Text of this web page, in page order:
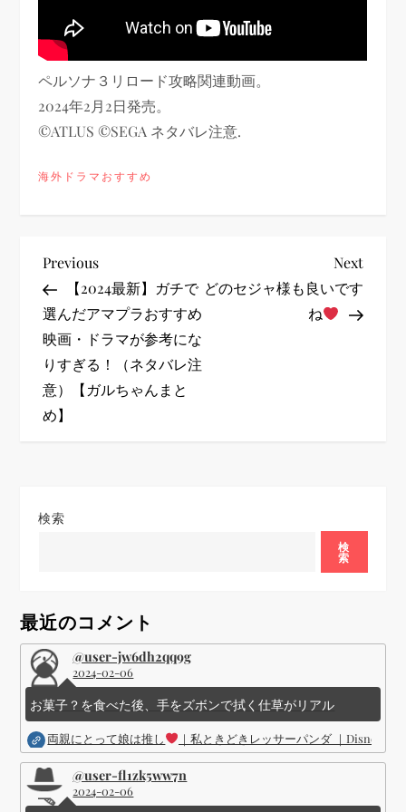
ペルソナ３リロード攻略関連動画。
2024年2月2日発売。
©ATLUS ©SEGA ネタバレ注意.
海外ドラマおすすめ
投
稿
ナ
ビ
シ
ン
Previous
Post
Previous
【2024最新】ガチで
選んだアマプラおすすめ
映画・ドラマが参考にな
りすぎる！（ネタバレ注
意）【ガルちゃんまと
め】
Next
Post
Next
どのセジャ様も良いです
ね
検索
検
索
最近のコメント
@user-jw6dh2qq9g
2024-02-06
お菓子？を食べた後、手をズボンで拭く仕草がリアル
両親にとって娘は推し ｜私ときどきレッサーパンダ ｜Disney (
@user-fl1zk5ww7n
2024-02-06